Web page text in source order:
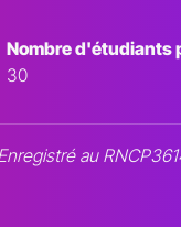
Nombre d'étudiants
30
au